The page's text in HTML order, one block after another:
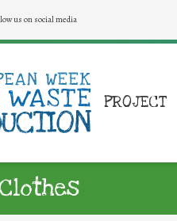
us on social media
PROJECT